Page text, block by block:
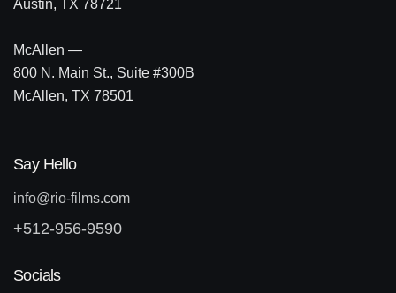
Austin, TX 78721
McAllen —
800 N. Main St., Suite #300B
McAllen, TX 78501
Say Hello
info@rio-films.com
+512-956-9590
Socials